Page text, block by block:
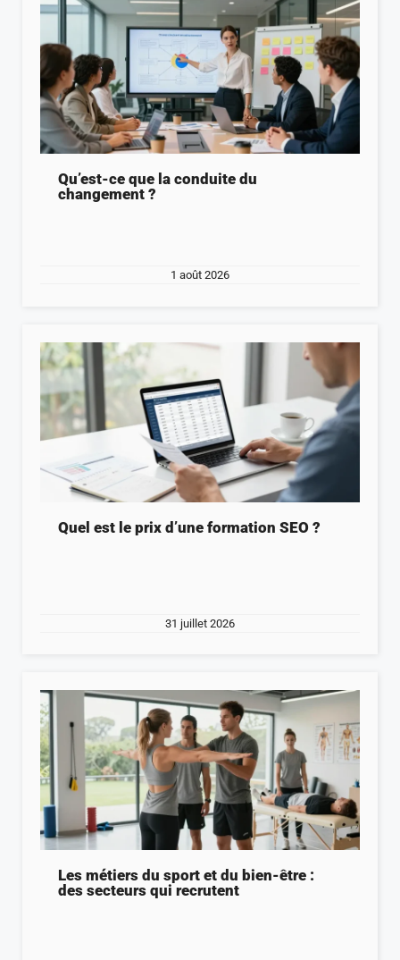
Qu’est-ce que la conduite du
changement ?
1 août 2026
Quel est le prix d’une formation SEO ?
31 juillet 2026
Les métiers du sport et du bien-être :
des secteurs qui recrutent